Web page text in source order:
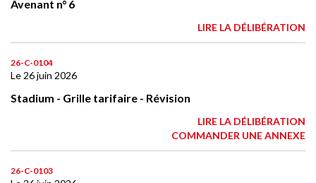
Avenant n° 6
LIRE LA DÉLIBÉRATION
26-C-0104
Le 26 juin 2026
Stadium - Grille tarifaire - Révision
LIRE LA DÉLIBÉRATION
COMMANDER UNE ANNEXE
26-C-0103